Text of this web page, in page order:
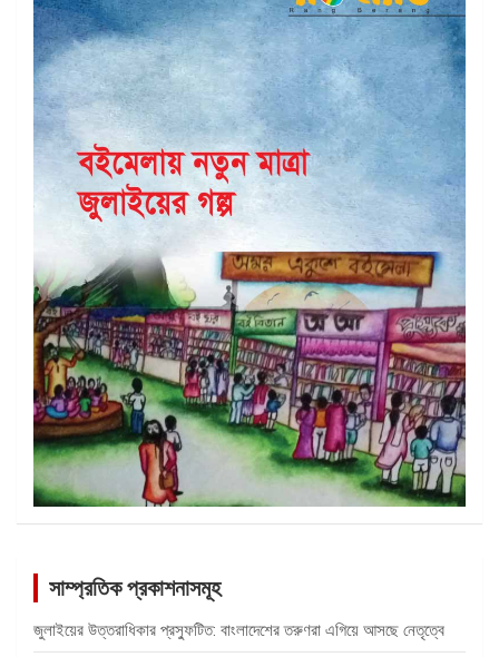
সাম্প্রতিক প্রকাশনাসমূহ
জুলাইয়ের উত্তরাধিকার প্রস্ফুটিত: বাংলাদেশের তরুণরা এগিয়ে আসছে নেতৃত্বে